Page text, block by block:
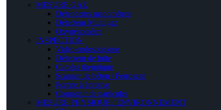
MESURE GAZ
Détendeurs manomètres
Détecteur Multi gaz
Oxygénomètre
INSPECTION
Vidéo endoscopique
Détecteur de fuite
Caméra thermique
Scanner de béton / Ferroscan
Pompe à épreuve
Compteur de particules
MESURE PHYSIQUE / ENVIRONNEMENT